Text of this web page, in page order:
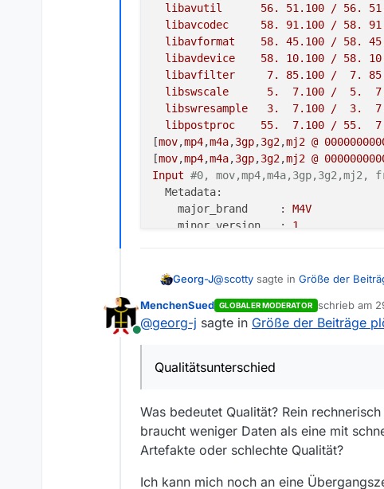
libavutil
56. 51.100 / 56.
libavcodec
58. 91.100 / 58.
libavformat
58. 45.100 / 58.
libavdevice
58. 10.100 / 58.
libavfilter
7. 85.100 / 7.
libswscale
5. 7.100 / 5.
libswresample
3. 7.100 / 3.
libpostproc
55. 7.100 / 55.
[mov,mp4,m4a,3gp,3g2,mj2 @
[mov,mp4,m4a,3gp,3g2,mj2 @
Input #0, mov,mp4,m4a,3gp,3g2,mj2,
Metadata:
major_brand     :
M4V
minor_version   :
1
Duration:
00:48:00.04, start:
Metadata:
creation_time   : 2021-05-
Stream #0:1(deu): Audio: aac
creation_time   : 2021-05-
handler_name    :
ETI ISO
>"S:\Install\ffmpeg\ffmpeg-4.3.1-
ffprobe
version Copyright
Georg-J@scotty sagte in Größe der
OK, die “kleine” Folge ist
Bitrate der mdr-Version in der
built with gcc 10.2.1
configuration: --
libavutil      56.
libavcodec     58.
Online
MenchenSued GLOBALER MODERATOR schrieb am
zuletzt
@georg-j sagte in Größe der Beiträge
Qualitätsunterschied
Was bedeutet Qualität? Rein
braucht weniger Daten als eine mit
Artefakte oder schlechte Qualität?
Ich kann mich noch an eine